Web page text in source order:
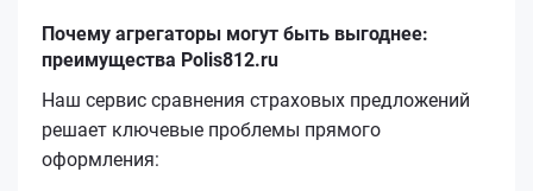
Почему агрегаторы могут быть выгоднее:
преимущества Polis812.ru
Наш сервис сравнения страховых предложений
решает ключевые проблемы прямого
оформления: